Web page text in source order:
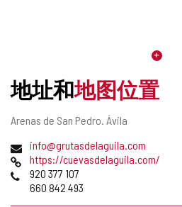
地址和地图位置
邮
地
址
Arenas de San Pedro. Ávila
电
子
邮
info@grutasdelaguila.com
网
页
https://cuevasdelaguila.com/
电
920 377 107
660 842 493